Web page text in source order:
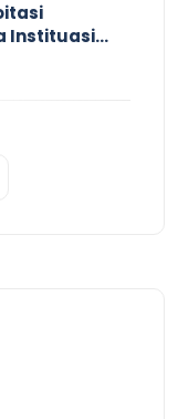
Instituasi
Hilir